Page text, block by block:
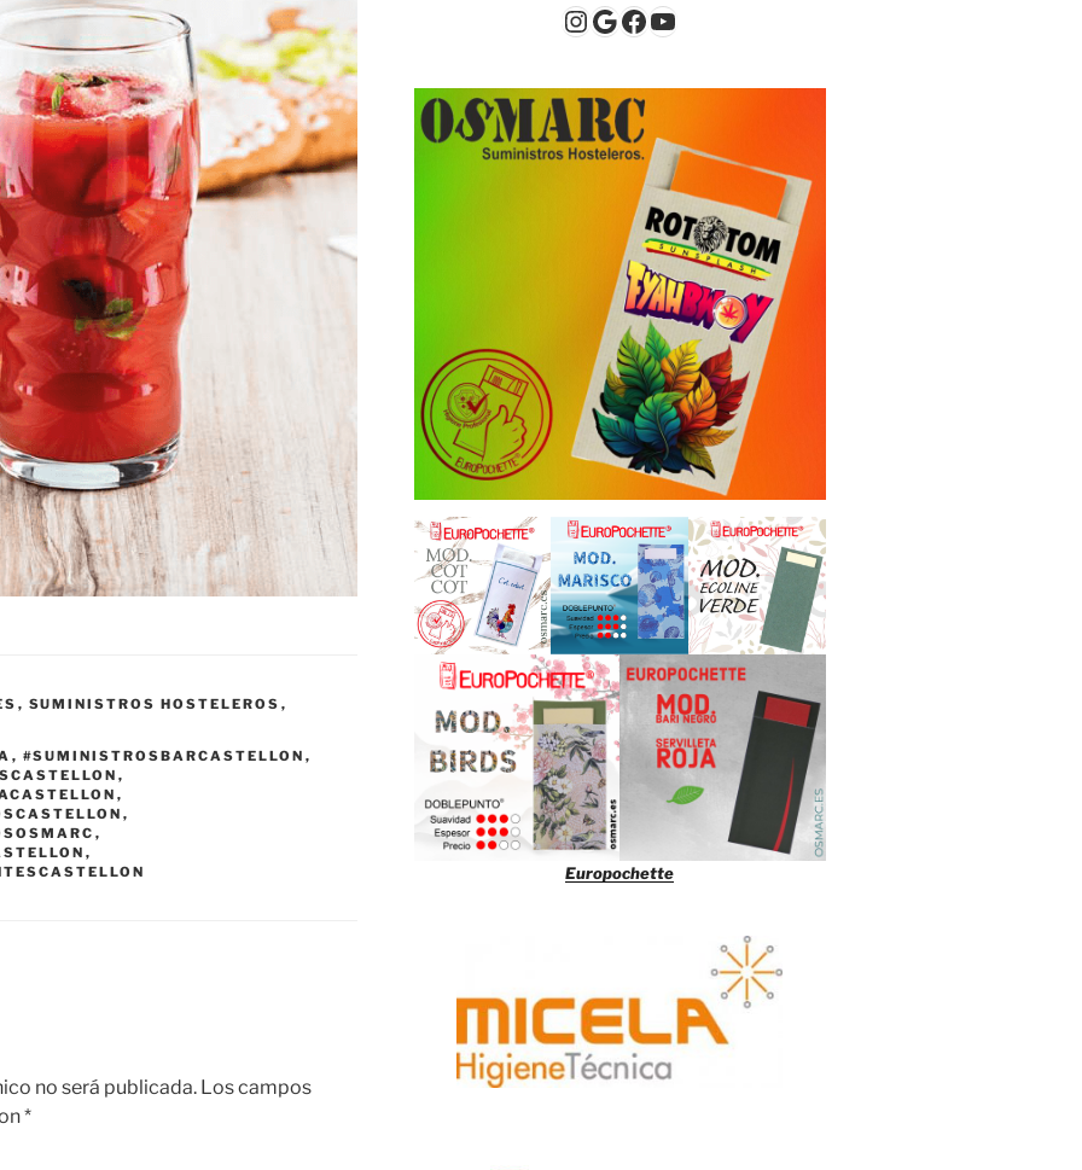
, SUMINISTROS HOSTELEROS ,
, #SUMINISTROSBARCASTELLON ,
,
,
,
,
,
no será publicada. Los campos
*
Instagram
Google
Facebook
YouTube
Europochette